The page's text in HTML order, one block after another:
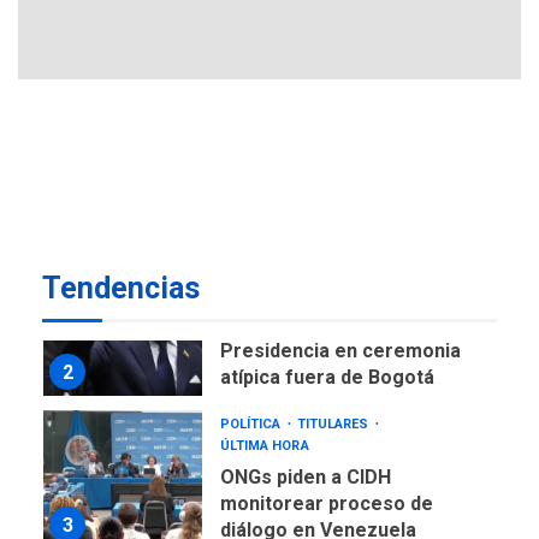
Tendencias
2
Presidencia en ceremonia
atípica fuera de Bogotá
3
POLÍTICA
TITULARES
ÚLTIMA HORA
ONGs piden a CIDH
monitorear proceso de
diálogo en Venezuela